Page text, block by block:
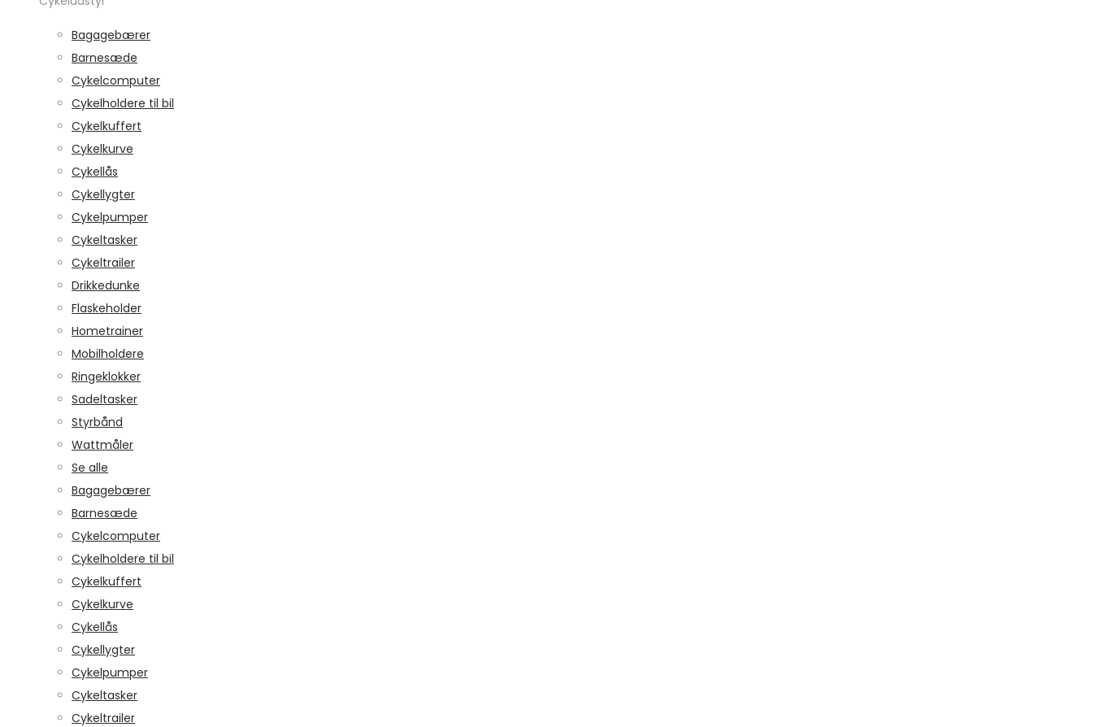
Bagagebærer
Barnesæde
Cykelcomputer
Cykelholdere til bil
Cykelkuffert
Cykelkurve
Cykellås
Cykellygter
Cykelpumper
Cykeltasker
Cykeltrailer
Drikkedunke
Flaskeholder
Hometrainer
Mobilholdere
Ringeklokker
Sadeltasker
Styrbånd
Wattmåler
Se alle
Bagagebærer
Barnesæde
Cykelcomputer
Cykelholdere til bil
Cykelkuffert
Cykelkurve
Cykellås
Cykellygter
Cykelpumper
Cykeltasker
Cykeltrailer